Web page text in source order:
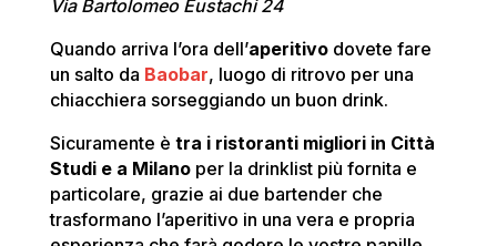
Via Bartolomeo Eustachi 24
Quando arriva l’ora dell’aperitivodovete fare
un salto da Baobar, luogo di ritrovo per una
chiacchiera sorseggiando un buon drink.
Sicuramente è tra i ristoranti migliori in Città
Studi e a Milanoper la drinklist più fornita e
particolare, grazie ai due bartender che
trasformano l’aperitivo in una vera e propria